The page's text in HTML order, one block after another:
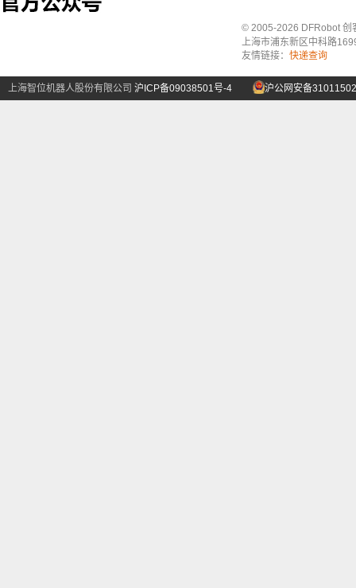
© 2005-2026 DFRobot 创
上海市浦东新区中科路
友情链接： 快递查询
上海智位机器人股份有限公司 沪ICP备09038501号-4 沪公网安备